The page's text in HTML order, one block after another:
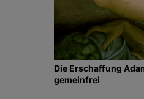
Die Erschaffung
gemeinfrei